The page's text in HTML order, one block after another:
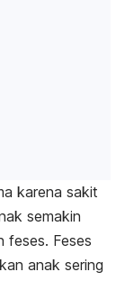
karena sakit
semakin
feses. Feses
anak sering